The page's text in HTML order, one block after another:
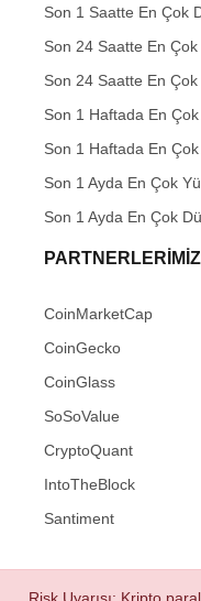
Son 1 Saatte En Çok
Son 24 Saatte En
Son 24 Saatte En
Son 1 Haftada En
Son 1 Haftada En
Son 1 Ayda En Çok
Son 1 Ayda En Çok
PARTNERLERIMIZ
CoinMarketCap
CoinGecko
CoinGlass
SoSoValue
CryptoQuant
IntoTheBlock
Santiment